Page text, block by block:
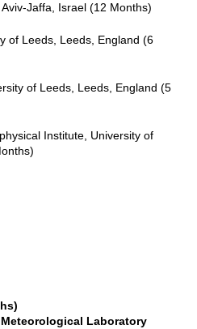
Jaffa, Israel (12 Months)
of Leeds, Leeds, England (6
of Leeds, Leeds, England (5
Institute, University of
Laboratory